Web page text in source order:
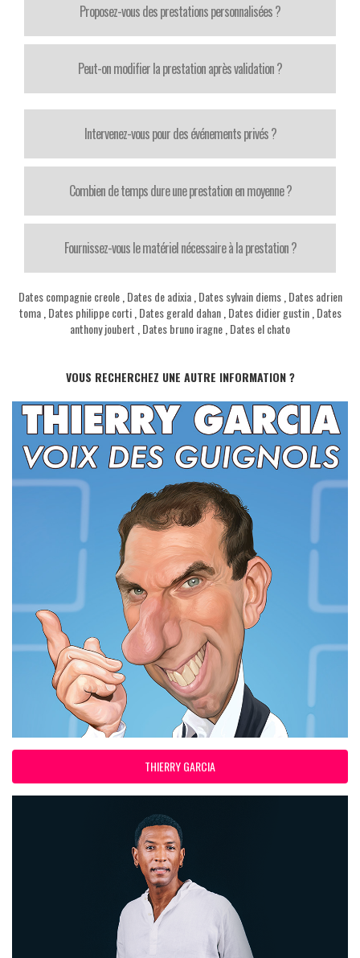
Proposez-vous des prestations personnalisées ?
Peut-on modifier la prestation après validation ?
Intervenez-vous pour des événements privés ?
Combien de temps dure une prestation en moyenne ?
Fournissez-vous le matériel nécessaire à la prestation ?
Dates compagnie creole, Dates de adixia, Dates sylvain diems, Dates adrien
toma, Dates philippe corti, Dates gerald dahan, Dates didier gustin, Dates
anthony joubert Dates bruno iragne Dates el chato
VOUS RECHERCHEZ UNE AUTRE INFORMATION ?
THIERRY GARCIA